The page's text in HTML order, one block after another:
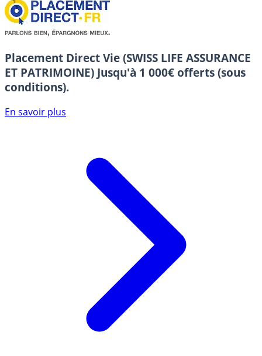
Placement Direct Vie (SWISS LIFE ASSURANCE
ET PATRIMOINE) Jusqu'à 1 000€ offerts (sous
conditions).
En savoir plus